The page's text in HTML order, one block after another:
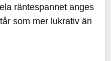
räntespannet anges
som mer lukrativ än